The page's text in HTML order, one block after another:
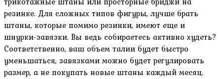
резинке. Для сложных типов фигуры, лучше брать
штаны, которые помимо резинки, имеют еще и
шнурки-завязки. Вы ведь собираетесь активно худеть?
Соответственно, ваш объем талии будет быстро
уменьшаться, завязками можно будет регулировать
размер, а не покупать новые штаны каждый месяц.